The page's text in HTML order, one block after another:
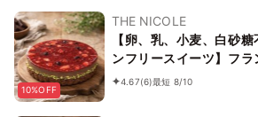
10%OFF
THE NICOLE
【卵、乳、小麦、白砂
ンフリースイーツ】フラ
コラ 京豆腐仕込み】 5
4.67(6)最短 8/10